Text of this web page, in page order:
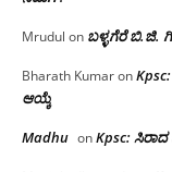
Mrudul on ಬಳ್ಳಗೆರೆ ಬಿ.ಜಿ.
Bharath Kumaron
ಆಯ್ಕೆ
Madhu onKpsc: